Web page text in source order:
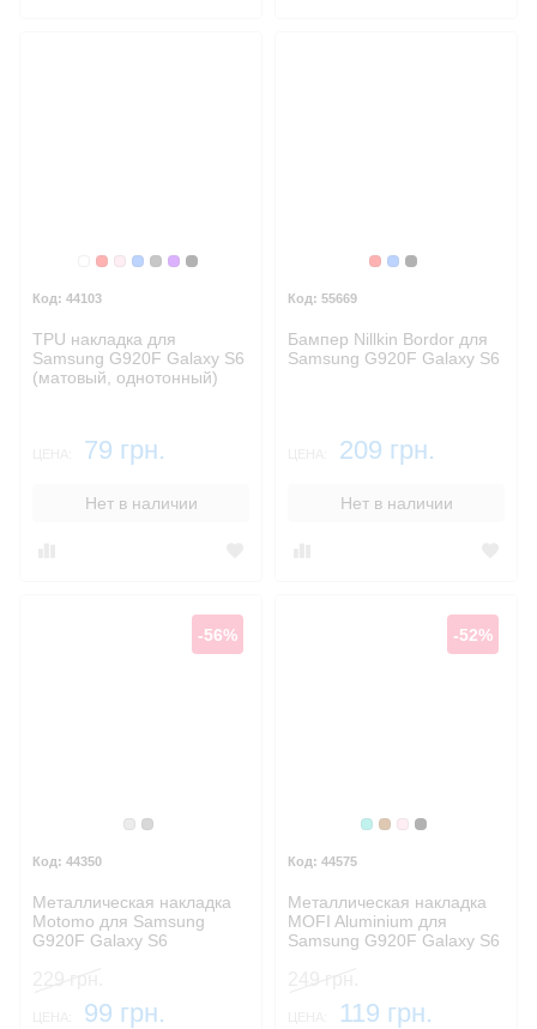
Бесцветный
Красный
Розовый
Синий
Темный
Фиолетовый
Черный
44103
TPU накладка для
Samsung G920F Galaxy S6
(матовый, однотонный)
79 грн.
Нет в наличии
Красный
Синий
Черный
55669
Бампер Nillkin Bordor для
Samsung G920F Galaxy S6
209 грн.
Нет в наличии
Серебристый
Серый
-56%
44350
Металлическая накладка
Motomo для Samsung
G920F Galaxy S6
99 грн.
Бирюзовый
Коричневый
Розовый
Черный
-52%
44575
Металлическая накладка
MOFI Aluminium для
Samsung G920F Galaxy S6
119 грн.